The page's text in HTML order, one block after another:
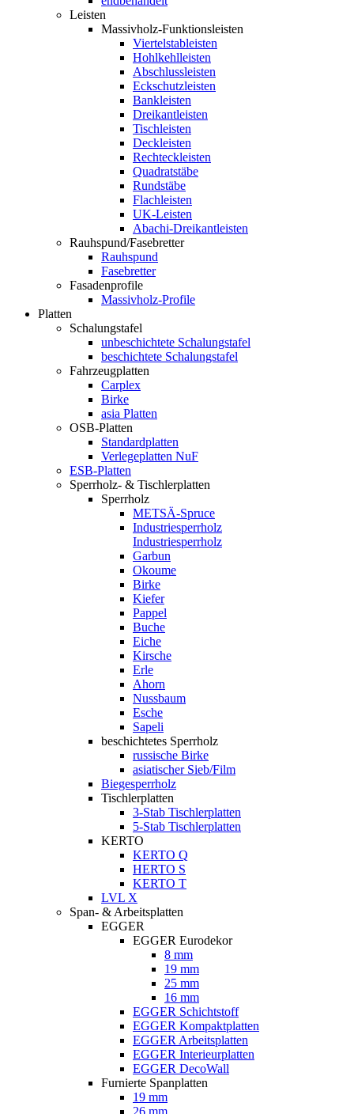
Leisten
Massivholz-Funktionsleisten
Viertelstableisten
Hohlkehlleisten
Abschlussleisten
Eckschutzleisten
Bankleisten
Dreikantleisten
Tischleisten
Deckleisten
Rechteckleisten
Quadratstäbe
Rundstäbe
Flachleisten
UK-Leisten
Abachi-Dreikantleisten
Rauhspund/Fasebretter
Rauhspund
Fasebretter
Fasadenprofile
Massivholz-Profile
Platten
Schalungstafel
unbeschichtete Schalungstafel
beschichtete Schalungstafel
Fahrzeugplatten
Carplex
Birke
asia Platten
OSB-Platten
Standardplatten
Verlegeplatten NuF
ESB-Platten
Sperrholz- & Tischlerplatten
Sperrholz
METSÄ-Spruce
Industriesperrholz
Industriesperrholz
Garbun
Okoume
Birke
Kiefer
Pappel
Buche
Eiche
Kirsche
Erle
Ahorn
Nussbaum
Esche
Sapeli
beschichtetes Sperrholz
russische Birke
asiatischer Sieb/Film
Biegesperrholz
Tischlerplatten
3-Stab Tischlerplatten
5-Stab Tischlerplatten
KERTO
KERTO Q
HERTO S
KERTO T
LVL X
Span- & Arbeitsplatten
EGGER
EGGER Eurodekor
8 mm
19 mm
25 mm
16 mm
EGGER Schichtstoff
EGGER Kompaktplatten
EGGER Arbeitsplatten
EGGER Interieurplatten
EGGER DecoWall
Furnierte Spanplatten
19 mm
26 mm